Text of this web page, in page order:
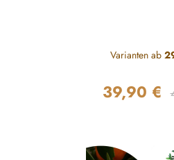
Varianten ab
39,90 €